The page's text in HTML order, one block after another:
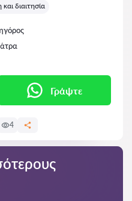
διαιτησία
Γράψτε
4